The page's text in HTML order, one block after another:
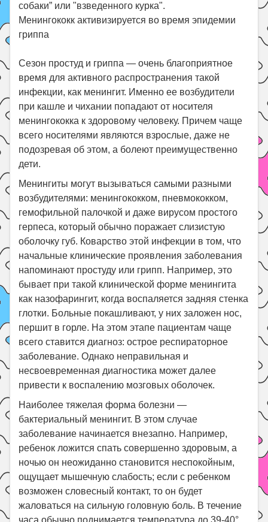
собаки” или "взведенного курка".
Менингококк активизируется во время эпидемии
гриппа
Сезон простуд и гриппа — очень благоприятное
время для активного распространения такой
инфекции, как менингит. Именно ее возбудители
при кашле и чихании попадают от носителя
менингококка к здоровому человеку. Причем чаще
всего носителями являются взрослые, даже не
подозревая об этом, а болеют преимущественно
дети.
Менингиты могут вызываться самыми разными
возбудителями: менингококком, пневмококком,
гемофильной палочкой и даже вирусом простого
герпеса, который обычно поражает слизистую
оболочку губ. Коварство этой инфекции в том, что
начальные клинические проявления заболевания
напоминают простуду или грипп. Например, это
бывает при такой клинической форме менингита
как назофарингит, когда воспаляется задняя стенка
глотки. Больные покашливают, у них заложен нос,
першит в горле. На этом этапе пациентам чаще
всего ставится диагноз: острое респираторное
заболевание. Однако неправильная и
несвоевременная диагностика может далее
привести к воспалению мозговых оболочек.
Наиболее тяжелая форма болезни —
бактериальный менингит. В этом случае
заболевание начинается внезапно. Например,
ребенок ложится спать совершенно здоровым, а
ночью он неожиданно становится неспокойным,
ощущает мышечную слабость; если с ребенком
возможен словесный контакт, то он будет
жаловаться на сильную головную боль. В течение
часа обычно поднимается температура до 39-40°,